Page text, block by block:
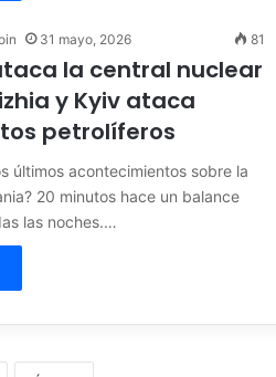
31 mayo, 2026 81
la central nuclear
y Kyiv ataca
petrolíferos
últimos acontecimientos sobre la
20 minutos hace un balance
las noches.…